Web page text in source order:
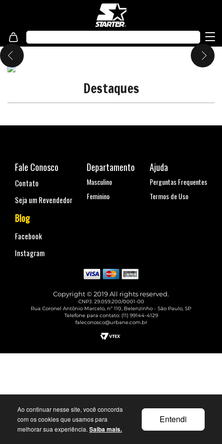
Ao continuar nesse site, você concorda
com os cookies que usamos para
melhorar sua experiência. Saiba mais.
Entendi
Destaques
Fale Conosco
Contato
Seja um Revendedor
Blog
Facebook
Instagram
Departamento
Masculino
Feminino
Ajuda
Perguntas Frequentes
Termos de Uso
Copyright © 2019 All rights reserved.
CNPJ: 29.059.200/0001-00
Rua Coronel Antônio Marcelo, nº 110, Belenzinho - São Paulo, SP
Telefone para contato: (11) 99144-4129
faleconosco@urbane.com.br